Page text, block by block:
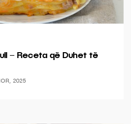
– Receta që Duhet të
2025